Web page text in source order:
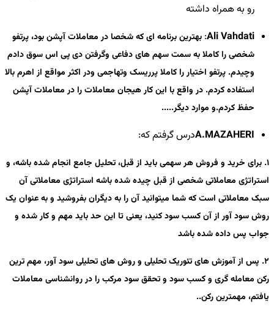
رو به همراه داشته
Ali Vahdati
: بهترین برنامه ای که شخصا در معاملات آپشن بود، پرتفو
شخصی را کاملا به سمت سهم های دفاعی وگرفتن دی پی اس سوق دادم
وچیدم. پرتفو اختیار را کاملا پرریسک وتهاجمی ودر اکثر مواقع از اهرم بالا
استفاده کردم. در واقع با این کار هیجان معاملات را در معاملات آپشن
حفظ کردم.و موارد دیگر.....
A.MAZAHERIدرس گرفتم که:
1. برای خرید و فروش هر سهمی باید از قبل، تحلیل جامع انجام شده باشه، و
استراتژی معاملاتی شخصی از قبل چیده شده باشه استراتژی معاملاتی آن
سبک معاملاتی است که شما میتوانید آن را به دیگران بفروشید و به عنوان یک
روش سود آور از آن کسب سود کنید، یعنی تا این حد باید مهم و کار شده و
جواب پس داده شده باشد
2. پس از آموزش های تئوریک تحلیلی و روش های تحلیلی سود آور، مهم ترین
رکن معامله گری و کسب سود و تحقق سود مرکب را در روانشناسی معاملات
یافتم، مهمترین رکن..